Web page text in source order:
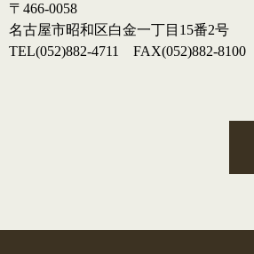
〒466-0058
名古屋市昭和区白金一丁目15番2号
TEL(052)882-4711 FAX(052)882-8100